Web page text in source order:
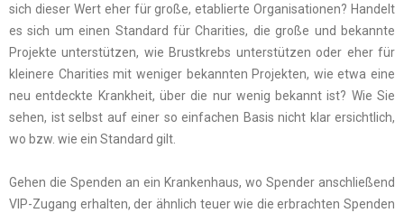
sich dieser Wert eher für große, etablierte Organisationen? Handelt
es sich um einen Standard für Charities, die große und bekannte
Projekte unterstützen, wie Brustkrebs unterstützen oder eher für
kleinere Charities mit weniger bekannten Projekten, wie etwa eine
neu entdeckte Krankheit, über die nur wenig bekannt ist? Wie Sie
sehen, ist selbst auf einer so einfachen Basis nicht klar ersichtlich,
wo bzw. wie ein Standard gilt.
Gehen die Spenden an ein Krankenhaus, wo Spender anschließend
VIP-Zugang erhalten, der ähnlich teuer wie die erbrachten Spenden